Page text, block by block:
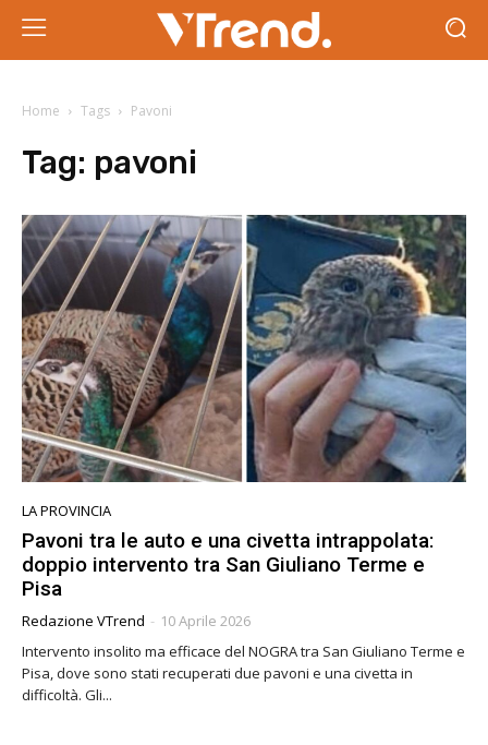
Home Tags Pavoni
Tag: pavoni
LA PROVINCIA
Pavoni tra le auto e una civetta intrappolata:
doppio intervento tra San Giuliano Terme e
Pisa
Redazione VTrend - 10 Aprile 2026
Intervento insolito ma efficace del NOGRA tra San Giuliano Terme e
Pisa, dove sono stati recuperati due pavoni e una civetta in
difficoltà. Gli...